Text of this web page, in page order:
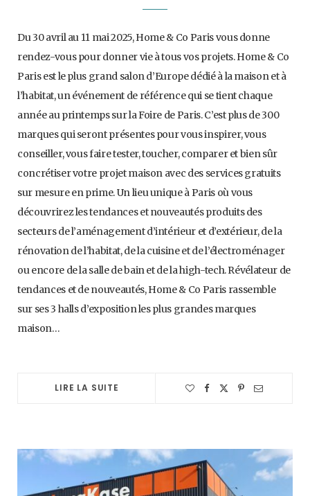
Du 30 avril au 11 mai 2025, Home & Co Paris vous donne
rendez-vous pour donner vie à tous vos projets. Home & Co
Paris est le plus grand salon d’Europe dédié à la maison et à
l’habitat, un événement de référence qui se tient chaque
année au printemps sur la Foire de Paris. C’est plus de 300
marques qui seront présentes pour vous inspirer, vous
conseiller, vous faire tester, toucher, comparer et bien sûr
concrétiser votre projet maison avec des services gratuits
sur mesure en prime. Un lieu unique à Paris où vous
découvrirez les tendances et nouveautés produits des
secteurs de l’aménagement d’intérieur et d’extérieur, de la
rénovation de l’habitat, de la cuisine et de l’électroménager
ou encore de la salle de bain et de la high-tech. Révélateur de
tendances et de nouveautés, Home & Co Paris rassemble
sur ses 3 halls d’exposition les plus grandes marques
maison…
LIRE LA SUITE